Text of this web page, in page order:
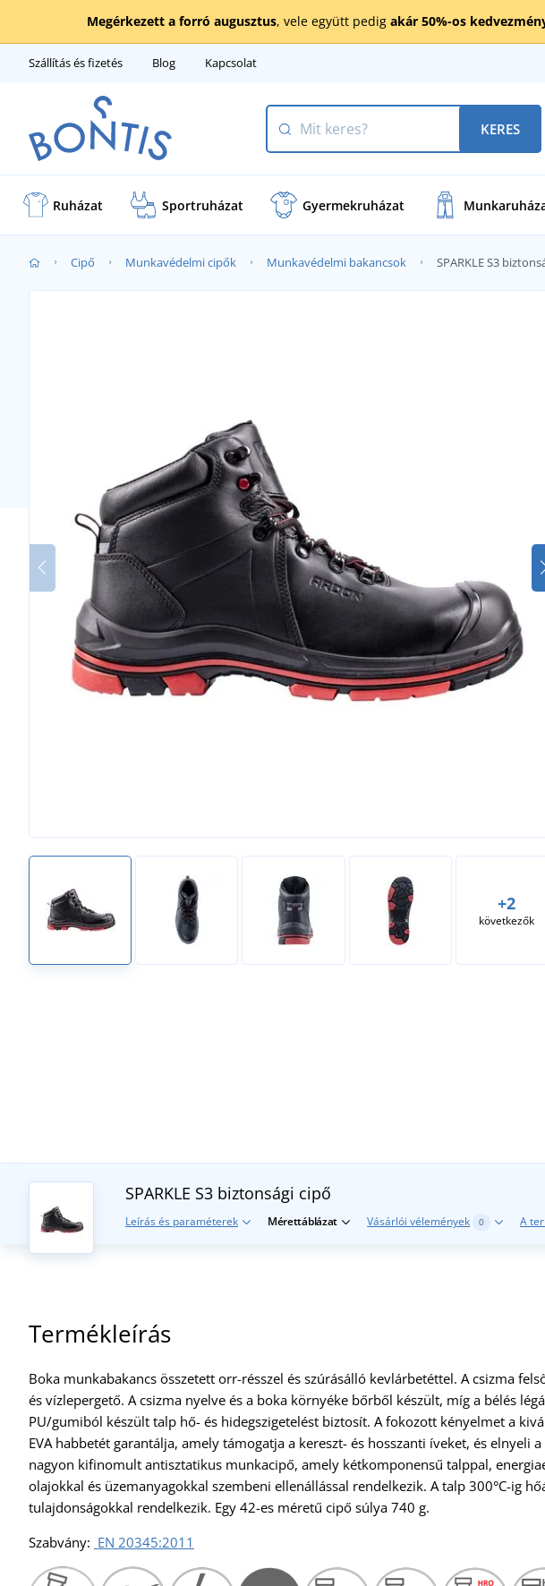
Megérkezett a forró augusztus, vele együtt pedig akár 50%-os
Szállítás és fizetés Blog Kapcsolat
KERES
Ruházat Sportruházat Gyermekruházat
Cipő Munkavédelmi cipők Munkavédelmi bakancsok SPARKLE S3
+2
következők
SPARKLE S3 biztonsági cipő
Leírás és paraméterek Mérettáblázat Vásárlói vélemények 0 A
Termékleírás
Boka munkabakancs összetett orr-résszel és szúrásálló kevlárbetéttel. A csizma
és vízlepergető. A csizma nyelve és a boka környéke bőrből készült, míg a bélés
PU/gumiból készült talp hő- és hidegszigetelést biztosít. A fokozott kényelmet a
EVA habbetét garantálja, amely támogatja a kereszt- és hosszanti íveket, és elnyeli
nagyon kifinomult antisztatikus munkacipő, amely kétkomponensű talppal,
olajokkal és üzemanyagokkal szembeni ellenállással rendelkezik. A talp 300°C-ig
tulajdonságokkal rendelkezik. Egy 42-es méretű cipő súlya 740 g.
Szabvány: EN 20345:2011